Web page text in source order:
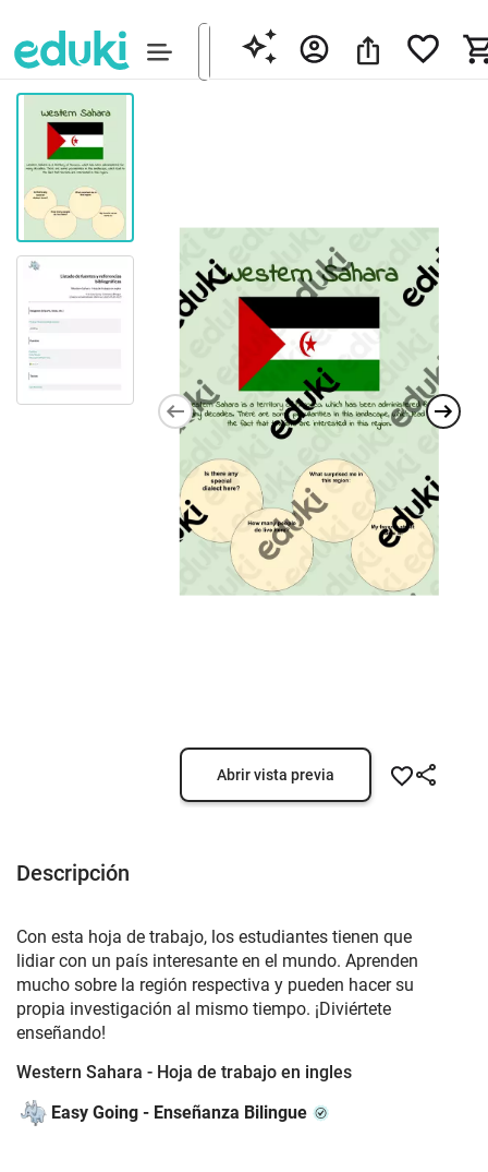
Abrir vista previa
Descripción
Con esta hoja de trabajo, los estudiantes tienen que
lidiar con un país interesante en el mundo. Aprenden
mucho sobre la región respectiva y pueden hacer su
propia investigación al mismo tiempo. ¡Diviértete
enseñando!
Western Sahara - Hoja de trabajo en ingles
Easy Going - Enseñanza Bilingue